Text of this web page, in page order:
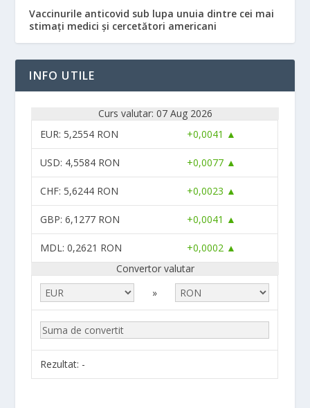
Vaccinurile anticovid sub lupa unuia dintre cei mai
stimați medici și cercetători americani
INFO UTILE
Curs valutar: 07 Aug 2026
EUR: 5,2554 RON +0,0041 ▲
USD: 4,5584 RON +0,0077 ▲
CHF: 5,6244 RON +0,0023 ▲
GBP: 6,1277 RON +0,0041 ▲
MDL: 0,2621 RON
+0,0002 ▲
Convertor valutar
»
Rezultat: -